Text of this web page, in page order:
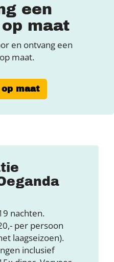
een
maat
en ontvang een
maat.
maat
nachten.
per persoon
laagseizoen).
inclusief